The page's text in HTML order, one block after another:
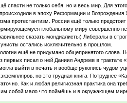
спасти не только себя, но и весь мир. Для
в эпоху Реформации и Возрождения
протестантизм. России ещё только
глобальному миру совершенно не
сказать мондиалисты) Либералы в
остались исключительно в прошлом.
ещё не придумано общепринятого
первых писал о ней Даниил Андреев в
выйти в печать и вообще рукопись чудом
но это трудная книга. Потруднее
Как и любая религиозная практика она
собой мало что поймёшь и в окружающем